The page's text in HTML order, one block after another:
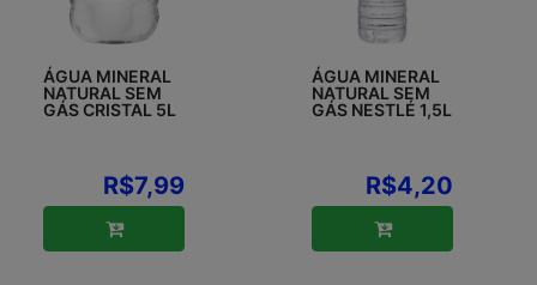
ÁGUA MINERAL
NATURAL SEM
GÁS CRISTAL 5L
R$7,99
ÁGUA MINERAL
NATURAL SEM
GÁS NESTLÉ 1,5L
R$4,20